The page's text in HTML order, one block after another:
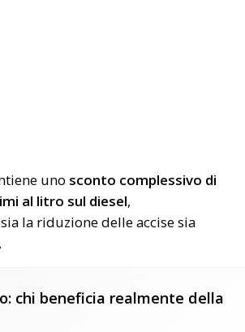
uno sconto complessivo di
al litro sul diesel,
la riduzione delle accise sia
chi beneficia realmente della